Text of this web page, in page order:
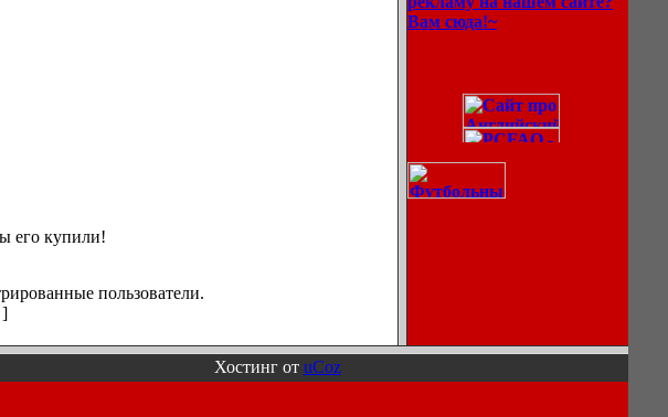
его купили!
пользователи.
]
Вам сюда!~
процессов
охлаждения
Хостинг от uCoz